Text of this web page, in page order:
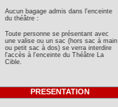
Aucun bagage admis dans l'enceinte
du théâtre :
Toute personne se présentant avec
une valise ou un sac (hors sac à main
ou petit sac à dos) se verra interdire
l'accès à l'enceinte du Théâtre La
Cible.
PRESENTATION